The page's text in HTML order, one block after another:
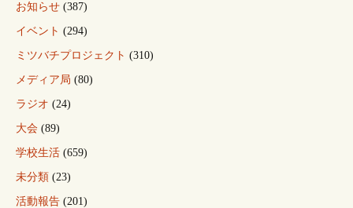
お知らせ (387)
イベント (294)
ミツバチプロジェクト (310)
メディア局 (80)
ラジオ (24)
大会 (89)
学校生活 (659)
未分類 (23)
活動報告 (201)